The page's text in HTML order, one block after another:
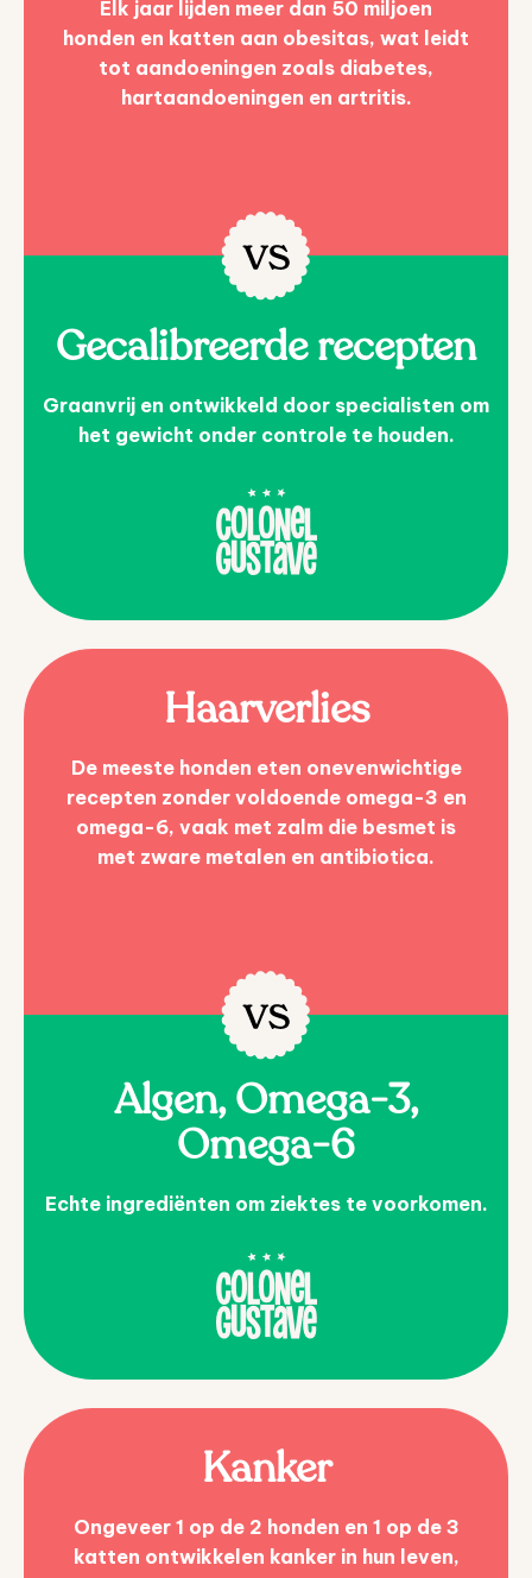
Elk jaar lijden meer dan 50 miljoen
honden en katten aan obesitas, wat leidt
tot aandoeningen zoals diabetes,
hartaandoeningen en artritis.
Gecalibreerde recepten
Graanvrij en ontwikkeld door specialisten om
het gewicht onder controle te houden.
Haarverlies
De meeste honden eten onevenwichtige
recepten zonder voldoende omega-3 en
omega-6, vaak met zalm die besmet is
met zware metalen en antibiotica.
Algen, Omega-3,
Omega-6
Echte ingrediënten om ziektes te voorkomen.
Kanker
Ongeveer 1 op de 2 honden en 1 op de 3
katten ontwikkelen kanker in hun leven,